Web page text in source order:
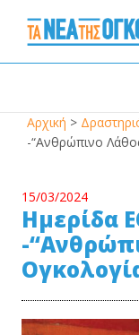
Αρχική >
-“Ανθρώπινο
15/03/2024
Ημερίδα
-